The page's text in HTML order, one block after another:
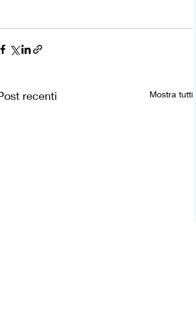
recenti Mostra tutti